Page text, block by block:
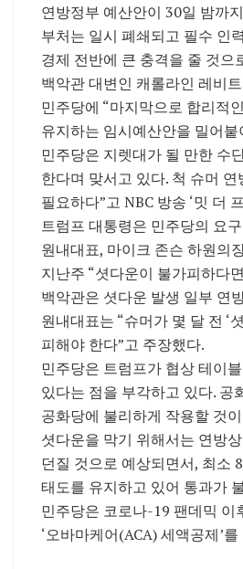
연방정부 예산안이 30일 밤까
부처는 일시 폐쇄되고 필수 인
경제 전반에 큰 충격을 줄 것으
백악관 대변인 캐롤라인 레비
민주당에 “마지막으로 합리적
유지하는 임시예산안을 밀어
민주당은 지렛대가 될 만한 수
한다며 맞서고 있다. 척 슈머
필요하다”고 NBC 방송 ‘밋 더
트럼프 대통령은 민주당의 요
원내대표, 마이크 존슨 하원의
지난주 “셧다운이 불가피하다
백악관은 셧다운 발생 일부 연
원내대표는 “슈머가 몇 달 전 ‘
피해야 한다”고 주장했다.
민주당은 트럼프가 협상 테이
있다는 점을 부각하고 있다.
공화당에 불리하게 작용할 것
셧다운을 막기 위해서는 연방
던질 것으로 예상되면서, 최소
태도를 유지하고 있어 통과가
민주당은 코로나-19 팬데믹 이
‘오바마케어(ACA) 세액공제’